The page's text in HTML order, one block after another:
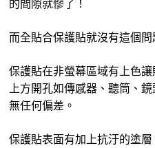
的間隙就慘了！
而全貼合保護貼就沒有這個問
保護貼在非螢幕區域有上色
上方開孔如傳感器、聽筒、
無任何偏差。
保護貼表面有加上抗汙的塗